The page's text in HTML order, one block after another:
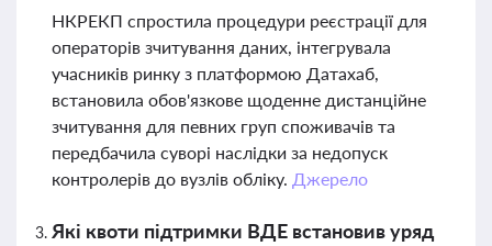
НКРЕКП спростила процедури реєстрації для
операторів зчитування даних, інтегрувала
учасників ринку з платформою Датахаб,
встановила обов'язкове щоденне дистанційне
зчитування для певних груп споживачів та
передбачила суворі наслідки за недопуск
контролерів до вузлів обліку. Джерело
Які квоти підтримки ВДЕ встановив уряд